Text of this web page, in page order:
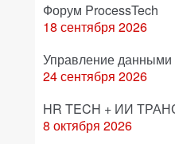
Форум ProcessTech
18 сентября 2026
Управление данными
24 сентября 2026
HR TECH + ИИ
8 октября 2026